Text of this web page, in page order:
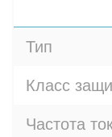
Тип
Класс
Частота